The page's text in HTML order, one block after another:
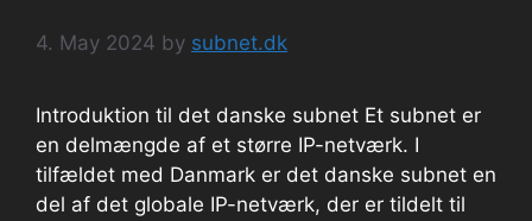
4. May 2024 by subnet.dk
Introduktion til det danske subnet Et subnet er
en delmængde af et større IP-netværk. I
tilfældet med Danmark er det danske subnet en
del af det globale IP-netværk, der er tildelt til